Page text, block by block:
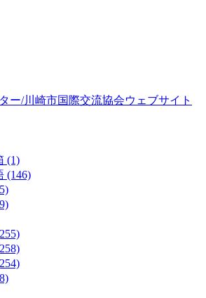
ー/川崎市国際交流協会ウェブサイト
(1)
(146)